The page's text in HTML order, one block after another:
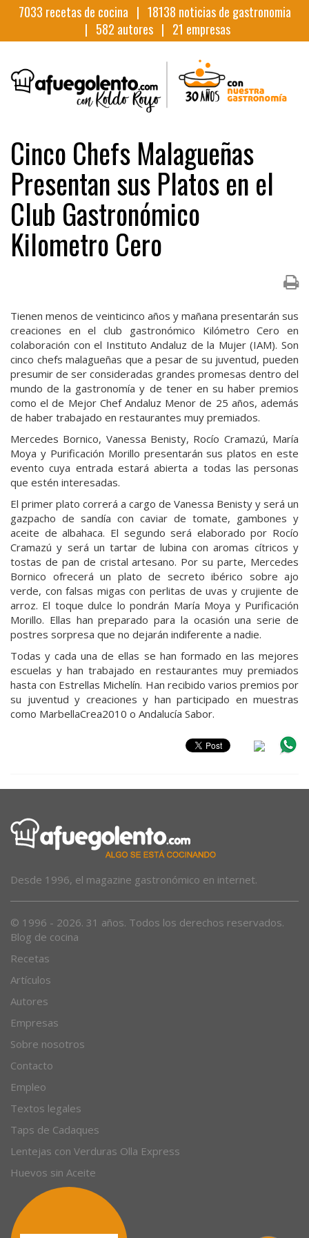
7033 recetas de cocina | 18138 noticias de gastronomia
| 582 autores | 21 empresas
Cinco Chefs Malagueñas
Presentan sus Platos en el
Club Gastronómico
Kilometro Cero
Tienen menos de veinticinco años y mañana presentarán sus
creaciones en el club gastronómico Kilómetro Cero en
colaboración con el Instituto Andaluz de la Mujer (IAM). Son
cinco chefs malagueñas que a pesar de su juventud, pueden
presumir de ser consideradas grandes promesas dentro del
mundo de la gastronomía y de tener en su haber premios
como el de Mejor Chef Andaluz Menor de 25 años, además
de haber trabajado en restaurantes muy premiados.
Mercedes Bornico, Vanessa Benisty, Rocío Cramazú, María
Moya y Purificación Morillo presentarán sus platos en este
evento cuya entrada estará abierta a todas las personas
que estén interesadas.
El primer plato correrá a cargo de Vanessa Benisty y será un
gazpacho de sandía con caviar de tomate, gambones y
aceite de albahaca. El segundo será elaborado por Rocío
Cramazú y será un tartar de lubina con aromas cítricos y
tostas de pan de cristal artesano. Por su parte, Mercedes
Bornico ofrecerá un plato de secreto ibérico sobre ajo
verde, con falsas migas con perlitas de uvas y crujiente de
arroz. El toque dulce lo pondrán María Moya y Purificación
Morillo. Ellas han preparado para la ocasión una serie de
postres sorpresa que no dejarán indiferente a nadie.
Todas y cada una de ellas se han formado en las mejores
escuelas y han trabajado en restaurantes muy premiados
hasta con Estrellas Michelín. Han recibido varios premios por
su juventud y creaciones y han participado en muestras
como MarbellaCrea2010 o Andalucía Sabor.
Desde 1996, el magazine gastronómico en internet.
© 1996 - 2026. 31 años. Todos los derechos reservados.
Blog de cocina
Recetas
Artículos
Autores
Empresas
Sobre nosotros
Contacto
Empleo
Textos legales
Taps de Cadaques
Lentejas con Verduras Olla Express
Huevos sin Aceite